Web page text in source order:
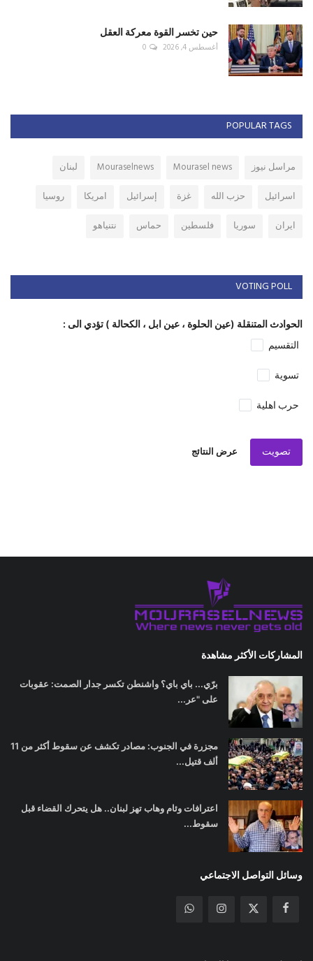
حين تخسر القوة معركة العقل
أغسطس 4, 2026 0
POPULAR TAGS
مراسل نيوز Mourasel news
Mouraselnews
لبنان
اسرائيل
حزب الله غزة إسرائيل امريكا
روسيا
ايران
سوريا فلسطين حماس نتنياهو
VOTING POLL
الحوادث المتنقلة (عين الحلوة ، عين ابل ، الكحالة ) تؤدي الى :
التقسيم
تسوية
حرب اهلية
تصويت عرض النتائج
المشاركات الأكثر مشاهدة
برّي... باي باي؟ واشنطن تكسر جدار الصمت: عقوبات
على "عر...
مجزرة في الجنوب: مصادر تكشف عن سقوط أكثر من 11
ألف قتيل...
اعترافات وئام وهاب تهز لبنان.. هل يتحرك القضاء قبل
سقوط...
وسائل التواصل الاجتماعي